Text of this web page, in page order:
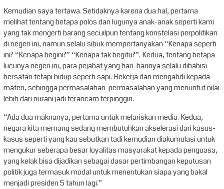
Kemudian saya tertawa. Setidaknya karena dua hal, pertama
melihat tentang betapa polos dan lugunya anak-anak seperti kami
yang tak mengerti barang secuilpun tentang konstelasi perpolitikan
di negeri ini, namun selalu sibuk mempertanyakan “Kenapa seperti
ini? “Kenapa begini?” “Kenapa tak begitu?”. Kedua, tentang betapa
lucunya negeri ini, para pejabat yang hari-harinya selalu dihabisi
bersafari tetapi hidup seperti sapi. Bekerja dan mengabdi kepada
materi, sehingga permasalahan-permasalahan yang menuntut nilai
lebih dari nurani jadi terancam terpinggiri.
“Ada dua maknanya, pertama untuk melariskan media. Kedua,
negara kita memang sedang membutuhkan akselerasi dari kasus-
kasus seperti yang kau sebutkan tadi kemudian diakumulasi untuk
mengukur seberapa besar loyalitas masyarakat kepada penguasa,
yang kelak bisa dijadikan sebagai dasar pertimbangan keputusan
politik juga termasuk modal untuk menentukan siapa yang bakal
menjadi presiden 5 tahun lagi.”